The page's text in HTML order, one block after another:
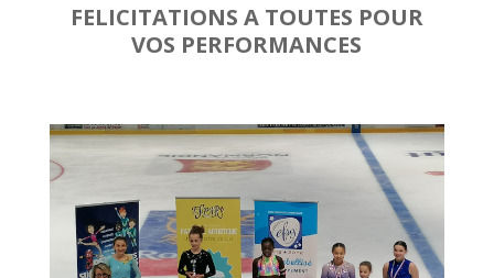
FELICITATIONS A TOUTES POUR
VOS PERFORMANCES